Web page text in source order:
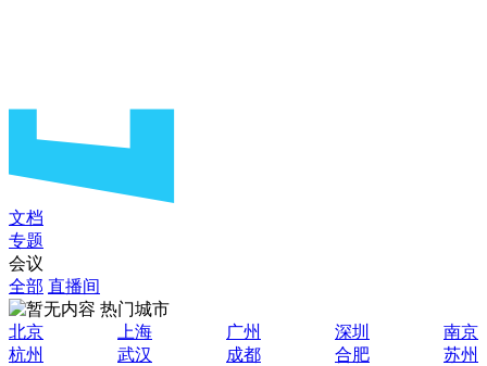
文档
专题
会议
全部 直播间
热门城市
北京
上海 广州 深圳
南京
杭州
武汉 成都 合肥
苏州